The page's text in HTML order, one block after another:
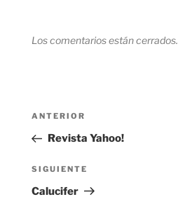
Los comentarios están cerrados.
Navegación
entradas
Entrada
anterior:
ANTERIOR
Revista Yahoo!
Siguiente
entrada
SIGUIENTE
Calucifer